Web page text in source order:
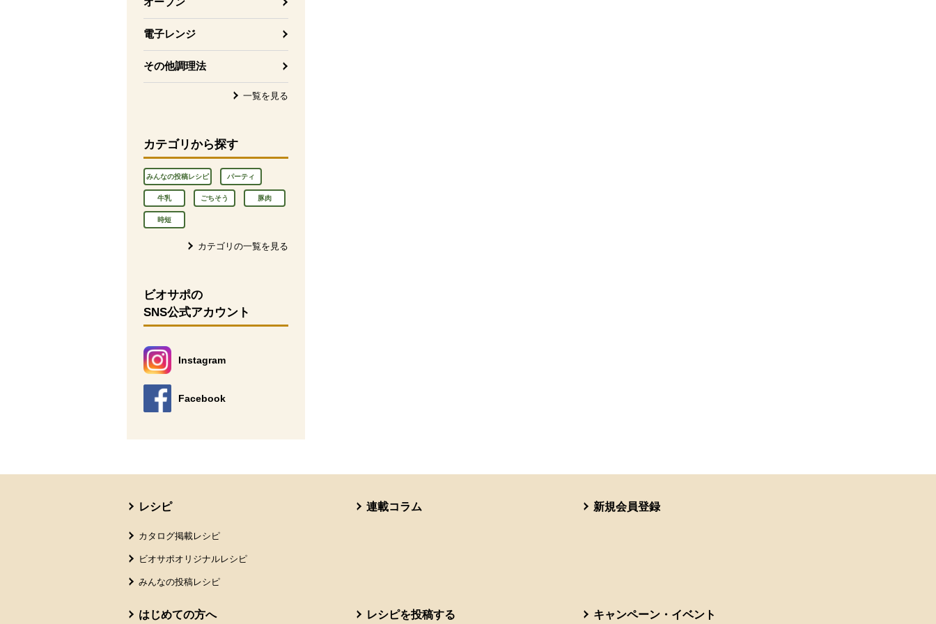
電子レンジ
その他調理法
一覧を見る
カテゴリから探す
みんなの投稿レシピ パーティ
牛乳 ごちそう 豚肉
時短
カテゴリの一覧を見る
ビオサポの
SNS公式アカウント
Instagram
別のウィンドウで開きます。
Facebook
別のウィンドウで開きます。
レシピ
カタログ掲載レシピ
ビオサポオリジナルレシピ
みんなの投稿レシピ
連載コラム 新規会員登録
はじめての方へ レシピを投稿する キャンペーン・イベント